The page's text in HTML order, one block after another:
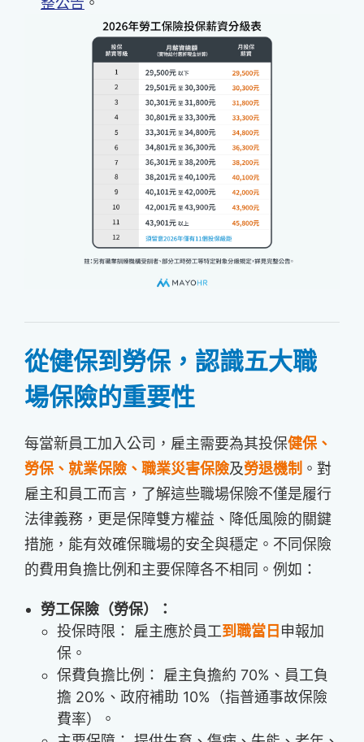
從健保到勞保，認識五大職
場保險的重要性
每當新員工加入公司，雇主需要為其投保健保、
勞保、就業保險、職業災害保險及勞退機制 。對
雇主和員工而言，了解這些職場保險不僅是履行
法律義務，更是保障雙方權益、降低風險的關鍵
措施，能有效確保職場的安全與穩定。不同保險
的費用負擔比例和主要保障各不相同。例如：
勞工保險（勞保）：
投保時限： 雇主應於員工到職當日 申報加
保。
保費負擔比例： 雇主負擔約 70%、員工負
擔 20%、政府補助 10%（指普通事故保險
費率）。